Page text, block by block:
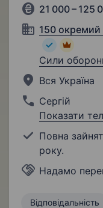
21 000 – 125
150 окремий
Сили
Вся Україна
Сергій
Показати
Повна
року.
Надамо
Відповідальність